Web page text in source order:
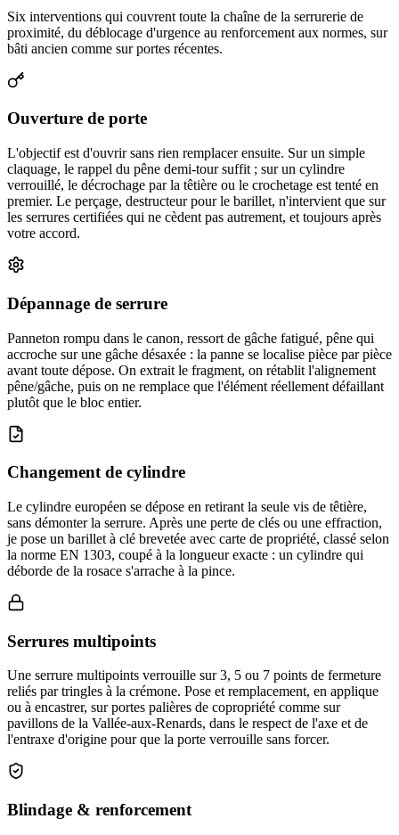
Six interventions qui couvrent toute la chaîne de la serrurerie de
proximité, du déblocage d'urgence au renforcement aux normes, sur
bâti ancien comme sur portes récentes.
Ouverture de porte
L'objectif est d'ouvrir sans rien remplacer ensuite. Sur un simple
claquage, le rappel du pêne demi-tour suffit ; sur un cylindre
verrouillé, le décrochage par la têtière ou le crochetage est tenté en
premier. Le perçage, destructeur pour le barillet, n'intervient que sur
les serrures certifiées qui ne cèdent pas autrement, et toujours après
votre accord.
Dépannage de serrure
Panneton rompu dans le canon, ressort de gâche fatigué, pêne qui
accroche sur une gâche désaxée : la panne se localise pièce par pièce
avant toute dépose. On extrait le fragment, on rétablit l'alignement
pêne/gâche, puis on ne remplace que l'élément réellement défaillant
plutôt que le bloc entier.
Changement de cylindre
Le cylindre européen se dépose en retirant la seule vis de têtière,
sans démonter la serrure. Après une perte de clés ou une effraction,
je pose un barillet à clé brevetée avec carte de propriété, classé selon
la norme EN 1303, coupé à la longueur exacte : un cylindre qui
déborde de la rosace s'arrache à la pince.
Serrures multipoints
Une serrure multipoints verrouille sur 3, 5 ou 7 points de fermeture
reliés par tringles à la crémone. Pose et remplacement, en applique
ou à encastrer, sur portes palières de copropriété comme sur
pavillons de la Vallée-aux-Renards, dans le respect de l'axe et de
l'entraxe d'origine pour que la porte verrouille sans forcer.
Blindage & renforcement